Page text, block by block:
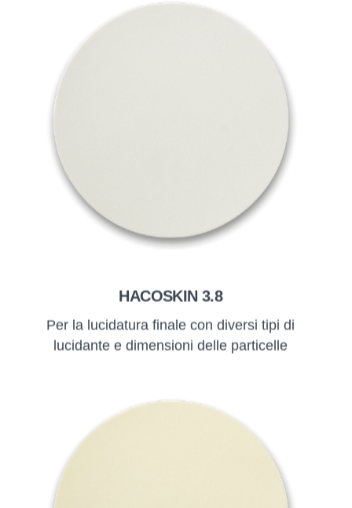
HACOSKIN 3.8
Per la lucidatura finale con diversi tipi di
lucidante e dimensioni delle particelle